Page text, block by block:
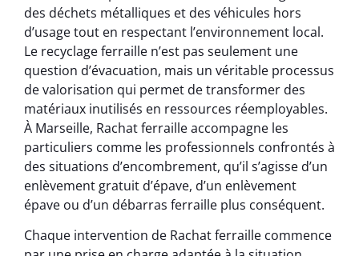
des déchets métalliques et des véhicules hors
d’usage tout en respectant l’environnement local.
Le recyclage ferraille n’est pas seulement une
question d’évacuation, mais un véritable processus
de valorisation qui permet de transformer des
matériaux inutilisés en ressources réemployables.
À Marseille, Rachat ferraille accompagne les
particuliers comme les professionnels confrontés à
des situations d’encombrement, qu’il s’agisse d’un
enlèvement gratuit d’épave, d’un enlèvement
épave ou d’un débarras ferraille plus conséquent.
Chaque intervention de Rachat ferraille commence